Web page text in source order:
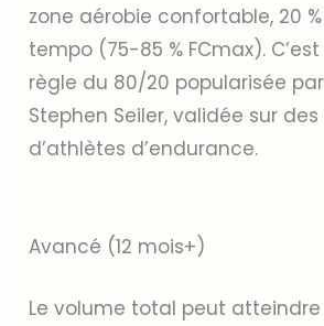
zone aérobie confortable, 20
tempo (75-85 % FCmax).
règle du 80/20 popularisée
Stephen Seiler, validée sur
d’athlètes d’endurance.
Avancé (12 mois+)
Le volume total peut atteindre